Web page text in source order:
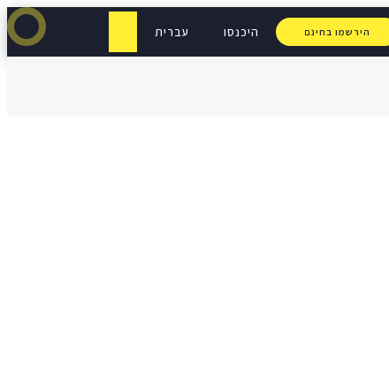
הירשמו בחינם היכנסו עברית